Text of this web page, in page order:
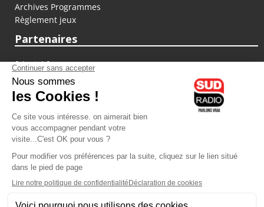
Archives Programmes
Règlement jeux
Partenaires
fiducial.fr
lyoncapitale.fr
olympique-et-lyonnais.com
L'application Iphone / Android
Téléchargez l'application
Les cookies
Gestion des cookies